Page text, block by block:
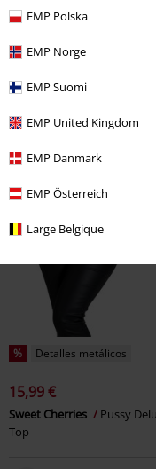
EMP Polska
EMP Norge
EMP Suomi
EMP United Kingdom
EMP Danmark
EMP Österreich
Large Belgique
% Detalles metálicos
15,99 €
Sweet Cherries
Pussy
Top